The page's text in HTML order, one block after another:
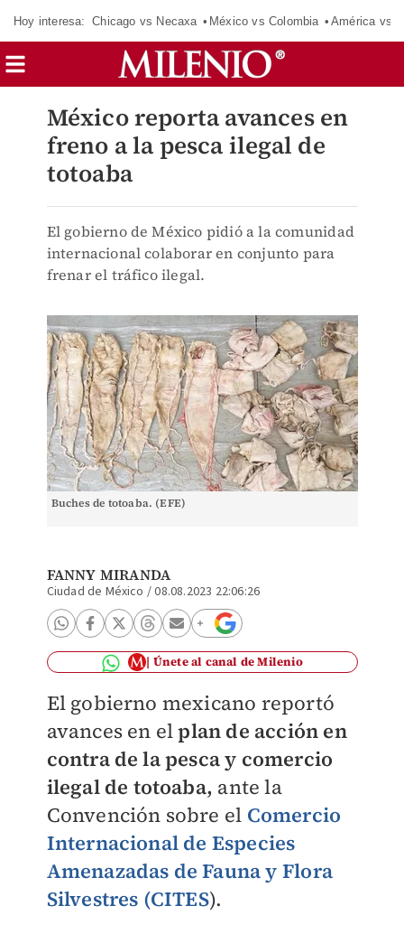
Hoy interesa: Chicago vs Necaxa México vs Colombia América vs
México reporta avances en
freno a la pesca ilegal de
totoaba
El gobierno de México pidió a la comunidad
internacional colaborar en conjunto para
frenar el tráfico ilegal.
Buches de totoaba. (EFE)
FANNY MIRANDA
Ciudad de México /08.08.2023 22:06:26
Únete al canal de Milenio
El gobierno mexicano reportó
avances en elplan de acción en
contra de la pesca y comercio
ilegal de totoaba, ante la
Convención sobre el Comercio
Internacional de Especies
Amenazadas de Fauna y Flora
Silvestres (CITES).